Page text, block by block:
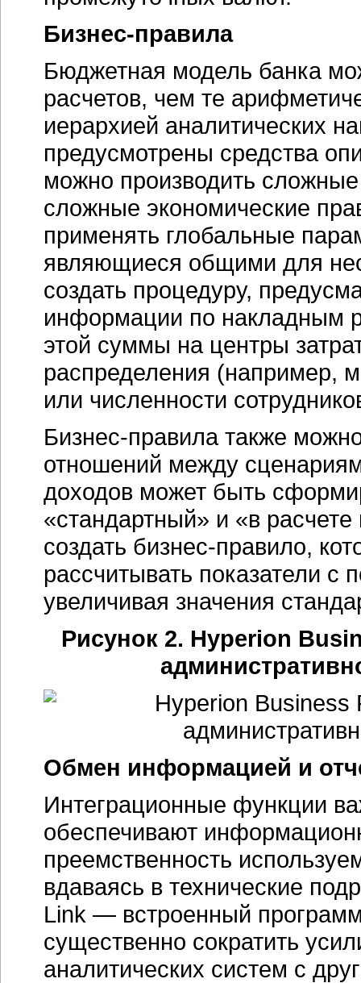
Бизнес-правила
Бюджетная модель банка
расчетов, чем те
иерархией аналитических
предусмотрены средства
можно производить
сложные экономические
применять глобальные
являющиеся общими для
создать процедуру,
информации по накладным
этой суммы на центры
распределения (например,
или численности
Бизнес-правила также
отношений между
доходов может быть
«стандартный» и «в
создать бизнес-правило,
рассчитывать показатели с
увеличивая значения
Рисунок 2. Hyperion
Обмен информацией и
Интеграционные функции
обеспечивают
преемственность
вдаваясь в технические
Link — встроенный
существенно сократить
аналитических систем с